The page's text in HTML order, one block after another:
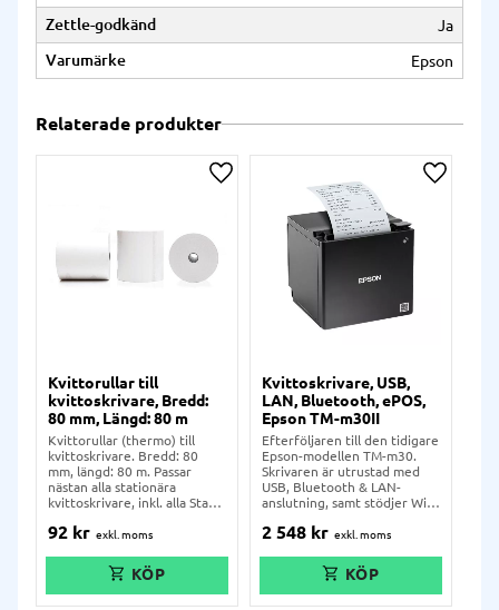
Zettle-godkänd
Ja
Varumärke
Epson
Relaterade produkter
Kvittorullar till
kvittoskrivare, Bredd:
80 mm, Längd: 80 m
Kvittorullar (thermo) till
kvittoskrivare. Bredd: 80
mm, längd: 80 m. Passar
nästan alla stationära
kvittoskrivare, inkl. alla Star
92 kr
Lägg till i önskelista
Kvittoskrivare, USB,
LAN, Bluetooth, ePOS,
Epson TM-m30II
Efterföljaren till den tidigare
Epson-modellen TM-m30.
Skrivaren är utrustad med
USB, Bluetooth & LAN-
anslutning, samt stödjer WiFi
2 548 kr
Lägg till